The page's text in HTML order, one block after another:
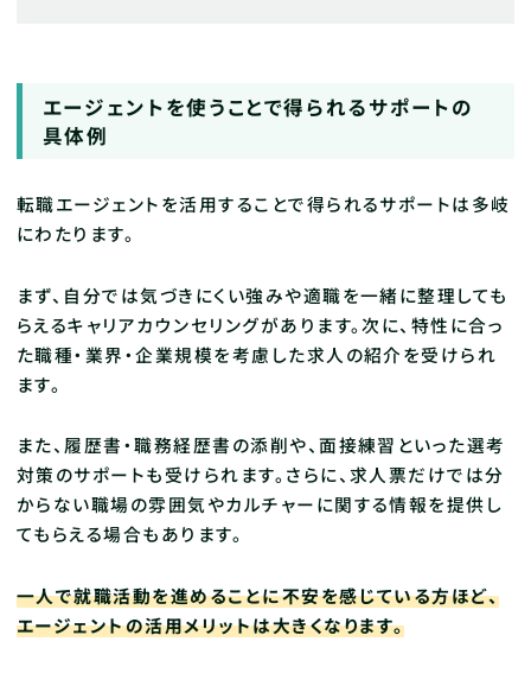
エージェントを使うことで得られるサポートの
具体例
転職エージェントを活用することで得られるサポートは多岐
にわたります。
まず、自分では気づきにくい強みや適職を一緒に整理しても
らえるキャリアカウンセリングがあります。次に、特性に合っ
た職種・業界・企業規模を考慮した求人の紹介を受けられ
ます。
また、履歴書・職務経歴書の添削や、面接練習といった選考
対策のサポートも受けられます。さらに、求人票だけでは分
からない職場の雰囲気やカルチャーに関する情報を提供し
てもらえる場合もあります。
一人で就職活動を進めることに不安を感じている方ほど、
エージェントの活用メリットは大きくなります。